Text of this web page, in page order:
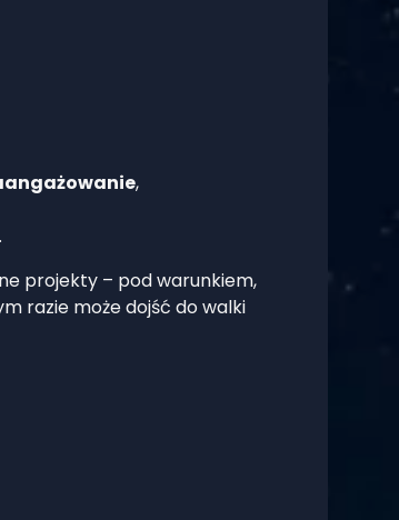
,
.
projekty – pod warunkiem,
razie może dojść do walki